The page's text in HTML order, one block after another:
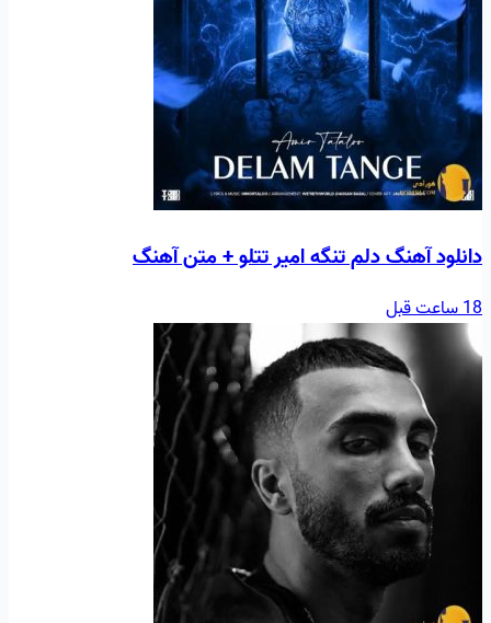
دانلود آهنگ دلم تنگه امیر تتلو + متن آهنگ
18 ساعت قبل